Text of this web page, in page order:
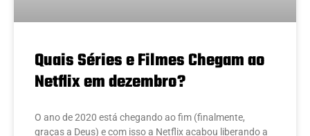
Quais Séries e Filmes Chegam ao
Netflix em dezembro?
O ano de 2020 está chegando ao fim (finalmente,
graças a Deus) e com isso a Netflix acabou liberando a